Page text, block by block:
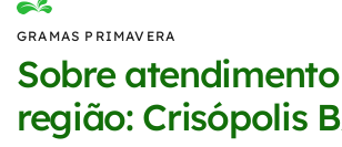
GRAMAS PRIMAVERA
Sobre
região: Crisópolis